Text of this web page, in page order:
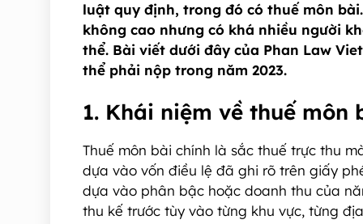
luật quy định, trong đó có thuế môn
không cao nhưng có khá nhiều người
thể. Bài viết dưới đây của Phan Law
thể phải nộp trong năm 2023.
1. Khái niệm về thuế môn
Thuế môn bài chính là sắc thuế trực thu
dựa vào vốn điều lệ đã ghi rõ trên giấy
dựa vào phân bậc hoặc doanh thu của
thu kế trước tùy vào từng khu vực, từng